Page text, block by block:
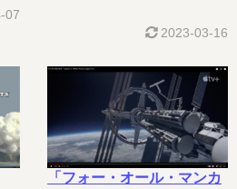
07
2023-03-16
「フォー・オール・マンカ